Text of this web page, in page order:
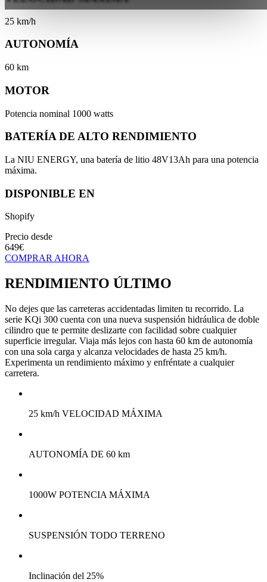
25 km/h
AUTONOMÍA
60 km
MOTOR
Potencia nominal 1000 watts
BATERÍA DE ALTO RENDIMIENTO
La NIU ENERGY, una batería de litio 48V13Ah para una potencia
máxima.
DISPONIBLE EN
Shopify
Precio desde
649€
COMPRAR AHORA
RENDIMIENTO ÚLTIMO
No dejes que las carreteras accidentadas limiten tu recorrido. La
serie KQi 300 cuenta con una nueva suspensión hidráulica de doble
cilindro que te permite deslizarte con facilidad sobre cualquier
superficie irregular. Viaja más lejos con hasta 60 km de autonomía
con una sola carga y alcanza velocidades de hasta 25 km/h.
Experimenta un rendimiento máximo y enfréntate a cualquier
carretera.
25 km/h VELOCIDAD MÁXIMA
AUTONOMÍA DE 60 km
1000W POTENCIA MÁXIMA
SUSPENSIÓN TODO TERRENO
Inclinación del 25%